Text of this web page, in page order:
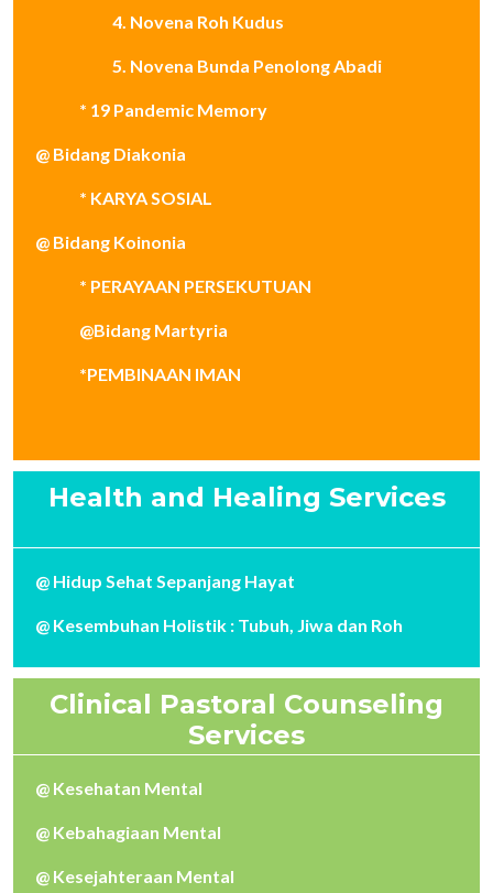
4. Novena Roh Kudus
5. Novena Bunda Penolong Abadi
* 19 Pandemic Memory
@ Bidang Diakonia
* KARYA SOSIAL
@ Bidang Koinonia
* PERAYAAN PERSEKUTUAN
@Bidang Martyria
*PEMBINAAN IMAN
Health and Healing Services
@ Hidup Sehat Sepanjang Hayat
@ Kesembuhan Holistik : Tubuh, Jiwa dan Roh
Clinical Pastoral Counseling
Services
@ Kesehatan Mental
@ Kebahagiaan Mental
@ Kesejahteraan Mental